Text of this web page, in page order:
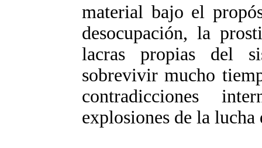
material bajo el
desocupación, la
lacras propias del
sobrevivir mucho
contradicciones
explosiones de la lucha